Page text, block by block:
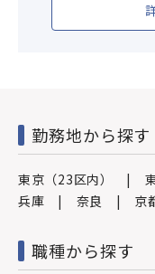
勤務地から探す
東京（23区内）
兵庫
奈良 京
職種から探す